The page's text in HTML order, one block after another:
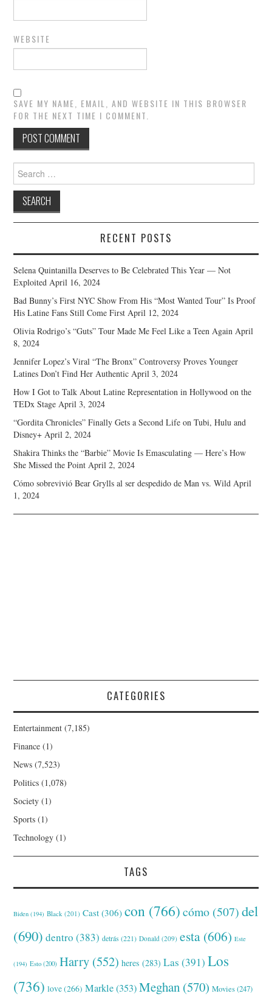
WEBSITE
SAVE MY NAME, EMAIL, AND WEBSITE IN THIS BROWSER
FOR THE NEXT TIME I COMMENT.
Search
for:
RECENT POSTS
Selena Quintanilla Deserves to Be Celebrated This Year — Not
Exploited April 16, 2024
Bad Bunny’s First NYC Show From His “Most Wanted Tour” Is Proof
His Latine Fans Still Come First April 12, 2024
Olivia Rodrigo’s “Guts” Tour Made Me Feel Like a Teen Again April
8, 2024
Jennifer Lopez’s Viral “The Bronx” Controversy Proves Younger
Latines Don’t Find Her Authentic April 3, 2024
How I Got to Talk About Latine Representation in Hollywood on the
TEDx Stage April 3, 2024
“Gordita Chronicles” Finally Gets a Second Life on Tubi, Hulu and
Disney+ April 2, 2024
Shakira Thinks the “Barbie” Movie Is Emasculating — Here’s How
She Missed the Point April 2, 2024
Cómo sobrevivió Bear Grylls al ser despedido de Man vs. Wild April
1, 2024
CATEGORIES
Entertainment (7,185)
Finance (1)
News (7,523)
Politics (1,078)
Society (1)
Sports (1)
Technology (1)
TAGS
Biden (194) Black (201) Cast (306) con (766) cómo (507) del
(690) dentro (383) detrás (221) Donald (209) esta (606) Este
(194) Esto (200) Harry (552) heres (283) Las (391) Los
(736) love(266) Markle(353) Meghan (570) Movies(247)